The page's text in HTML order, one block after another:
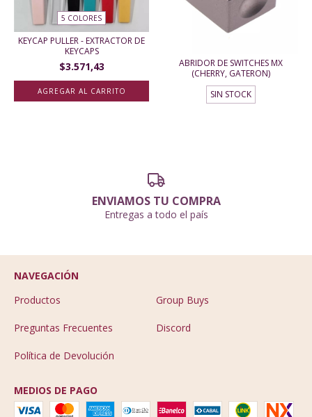
5 COLORES
KEYCAP PULLER - EXTRACTOR DE
KEYCAPS
$3.571,43
AGREGAR AL CARRITO
ABRIDOR DE SWITCHES MX
(CHERRY, GATERON)
SIN STOCK
ENVIAMOS TU COMPRA
Entregas a todo el país
NAVEGACIÓN
Productos
Group Buys
Preguntas Frecuentes Discord
Política de Devolución
MEDIOS DE PAGO